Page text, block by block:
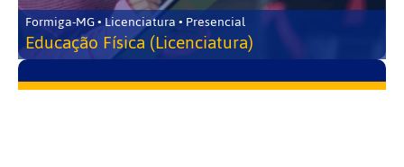
Formiga-MG • Licenciatura • Presencial
Educação Física (Licenciatura)